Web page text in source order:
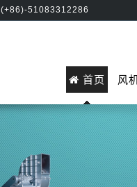
(+86)-51083312286
首页 风